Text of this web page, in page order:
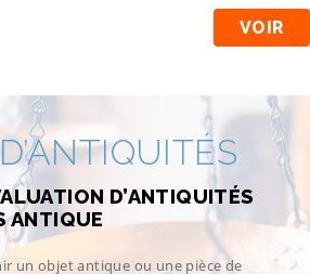
VOIR
D’ANTIQUITÉS
ANTIQUE
un objet antique ou une pièce de